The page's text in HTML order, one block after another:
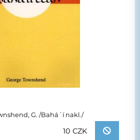
G. /Bahá´í nakl./
10 CZK